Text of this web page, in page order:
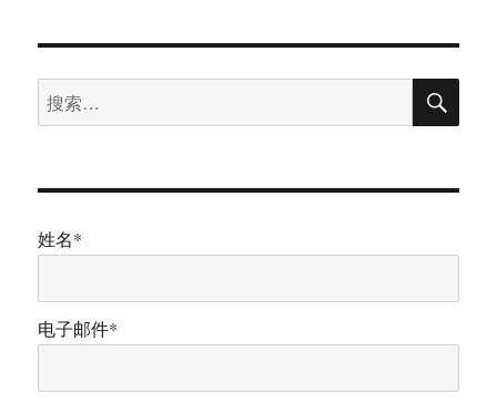
搜
索：
搜
姓名*
电子邮件*